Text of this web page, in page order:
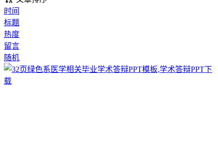
时间
标题
热度
留言
随机